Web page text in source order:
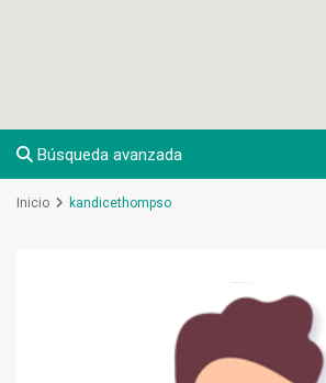
Búsqueda avanzada
Inicio kandicethompso